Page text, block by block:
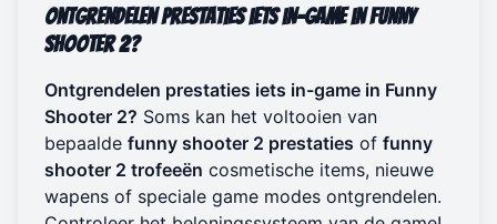
Ontgrendelen prestaties iets in-game in Funny
Shooter 2?
Ontgrendelen prestaties iets in-game in Funny
Shooter 2? Soms kan het voltooien van
bepaalde funny shooter 2 prestaties of funny
shooter 2 trofeeën cosmetische items, nieuwe
wapens of speciale game modes ontgrendelen.